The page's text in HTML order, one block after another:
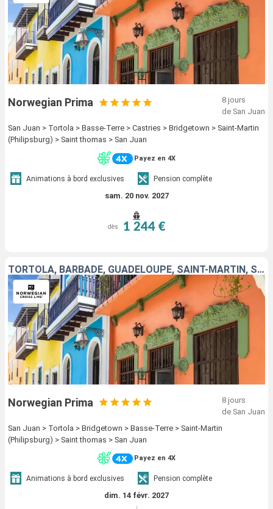
Norwegian Prima
8 jours
de San Juan
San Juan > Tortola > Basse-Terre > Castries > Bridgetown > Saint-Martin
(Philipsburg) > Saint thomas > San Juan
Payez en 4X
Animations à bord exclusives Pension complète
sam. 20 nov. 2027
dès 1 244 €
TORTOLA, BARBADE, GUADELOUPE, SAINT-MARTIN, SAINT-THOMAS, PORTO RICO
Norwegian Prima
8 jours
de San Juan
San Juan > Tortola > Bridgetown > Basse-Terre > Saint-Martin
(Philipsburg) > Saint thomas > San Juan
Payez en 4X
Animations à bord exclusives Pension complète
dim. 14 févr. 2027